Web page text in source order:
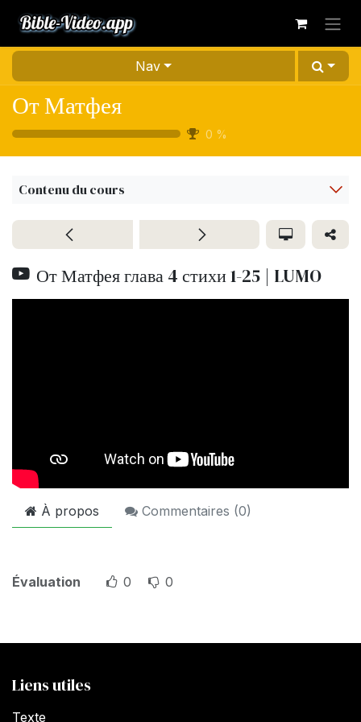
Nav
От Матфея
0 %
Contenu du cours
От Матфея глава 4 стихи 1-25 | LUMO
À propos Commentaires (0)
Évaluation 0 0
Liens utiles
Texte